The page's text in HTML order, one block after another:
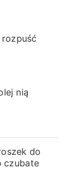
rozpuść
nią
do
czubate